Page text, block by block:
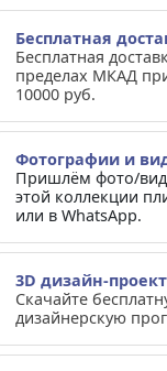
Бесплатная
Бесплатная
пределах МКАД
10000 руб.
Фотографии и
Пришлём фото/
этой коллекции
или в WhatsApp.
3D дизайн-
Скачайте
дизайнерскую